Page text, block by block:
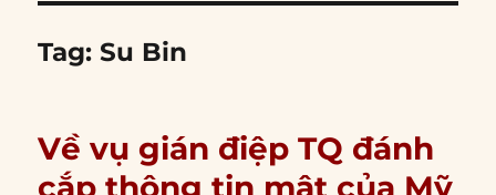
Tag:Su Bin
Về vụ gián điệp TQ đánh